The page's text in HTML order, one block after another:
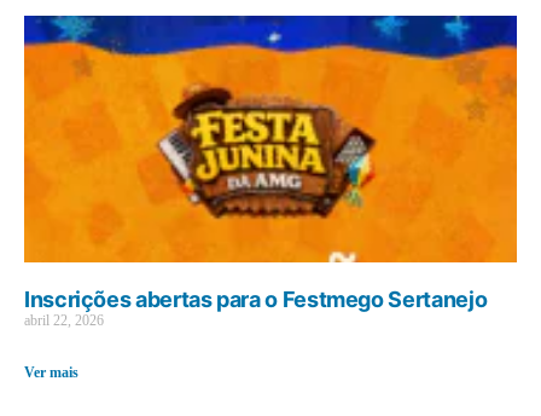
Inscrições abertas para o Festmego Sertanejo
abril 22, 2026
Ver mais